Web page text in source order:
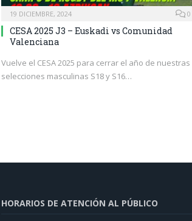
19 DICIEMBRE, 2024 0
CESA 2025 J3 – Euskadi vs Comunidad
Valenciana
Vuelve el CESA 2025 para cerrar el año de nuestras
selecciones masculinas S18 y S16…
HORARIOS DE ATENCIÓN AL PÚBLICO